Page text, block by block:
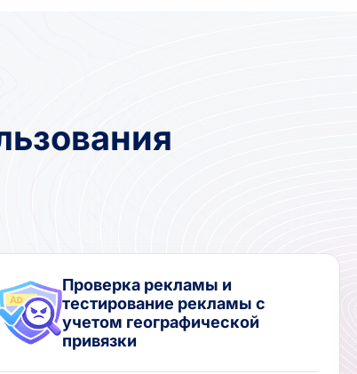
Проверка рекламы и
тестирование рекламы с
учетом географической
привязки